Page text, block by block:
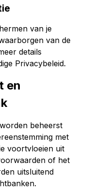
van je
van de
details
Privacybeleid.
en
beheerst
met
voortvloeien uit
of het
uitsluitend